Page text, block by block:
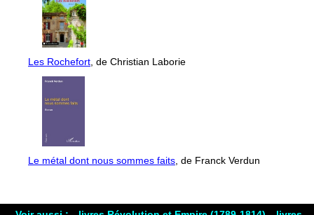
Les Rochefort , de Christian Laborie
Le métal dont nous sommes faits , de Franck Verdun